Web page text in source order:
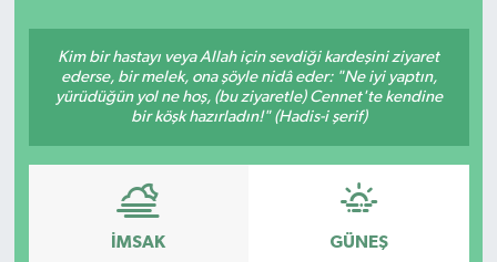
Kim bir hastayı veya Allah için sevdiği kardeşini ziyaret
ederse, bir melek, ona şöyle nidâ eder: "Ne iyi yaptın,
yürüdüğün yol ne hoş, (bu ziyaretle) Cennet'te kendine
bir köşk hazırladın!" (Hadis-i şerif)
İMSAK GÜNEŞ